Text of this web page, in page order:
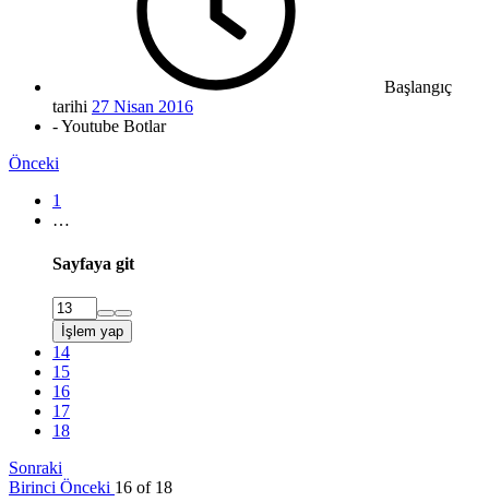
Başlangıç
tarihi 27 Nisan 2016
- Youtube Botlar
Önceki
1
…
Sayfaya git
İşlem yap
14
15
16
17
18
Sonraki
Birinci Önceki 16 of 18